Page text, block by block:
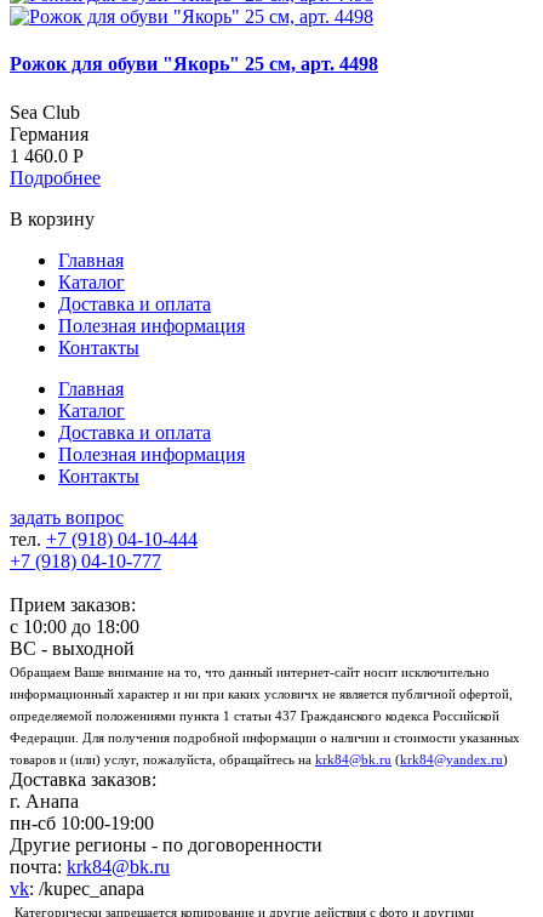
Рожок для обуви "Якорь" 25 см, арт. 4498
Sea Club
Германия
1 460.0 Р
Подробнее
В корзину
Главная
Каталог
Доставка и оплата
Полезная информация
Контакты
Главная
Каталог
Доставка и оплата
Полезная информация
Контакты
задать вопрос
тел. +7 (918) 04-10-444
+7 (918) 04-10-777
Прием заказов:
с 10:00 до 18:00
ВС - выходной
Обращаем Ваше внимание на то, что данный интернет-сайт носит исключительно
информационный характер и ни при каких условичх не является публичной офертой,
определяемой положениями пункта 1 статьи 437 Гражданского кодекса Российской
Федерации. Для получения подробной информации о наличии и стоимости указанных
товаров и (или) услуг, пожалуйста, обращайтесь на krk84@bk.ru (krk84@yandex.ru)
Доставка заказов:
г. Анапа
пн-сб 10:00-19:00
Другие регионы - по договоренности
почта: krk84@bk.ru
vk: /kupec_anapa
Категорически запрещается копирование и другие действия с фото и другими